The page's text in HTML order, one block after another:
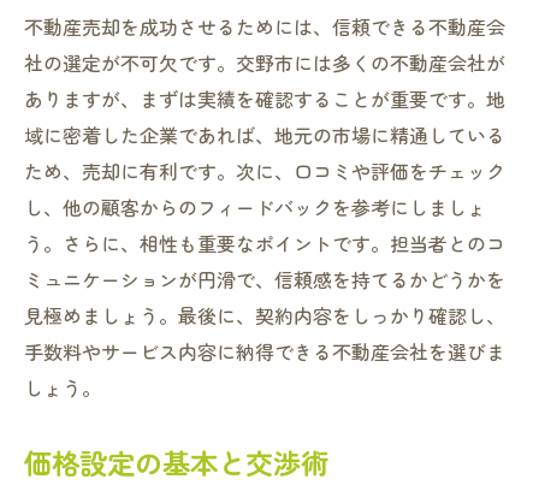
地元のイベントや施設が与える影響
売却物件の資産価値を高めるリノベーショ
ン
地域の景観や自然環境の魅力を活用する
不動産価値を維持するための管理方法
住民の口コミや評判を活かす戦略
交野市の不動産売却をスムーズに進めるための
秘訣
スムーズな売却のための準備リスト
売却活動中のコミュニケーション戦略
不動産売却を成功させるためには、信頼できる不動産会
社の選定が不可欠です。交野市には多くの不動産会社が
ありますが、まずは実績を確認することが重要です。地
域に密着した企業であれば、地元の市場に精通している
ため、売却に有利です。次に、口コミや評価をチェック
し、他の顧客からのフィードバックを参考にしましょ
う。さらに、相性も重要なポイントです。担当者とのコ
ミュニケーションが円滑で、信頼感を持てるかどうかを
見極めましょう。最後に、契約内容をしっかり確認し、
手数料やサービス内容に納得できる不動産会社を選びま
しょう。
価格設定の基本と交渉術